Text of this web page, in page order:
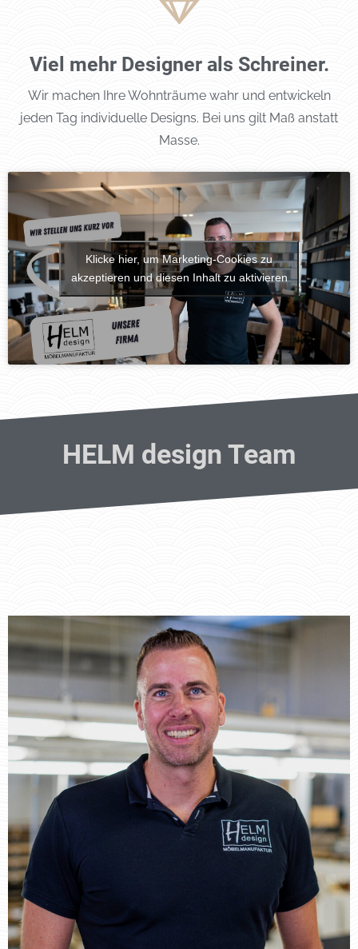
Viel mehr Designer als Schreiner.
Wir machen Ihre Wohnträume wahr und entwickeln
jeden Tag individuelle Designs. Bei uns gilt Maß anstatt
Masse.
Klicke hier, um Marketing-Cookies zu
akzeptieren und diesen Inhalt zu aktivieren
HELM design Team